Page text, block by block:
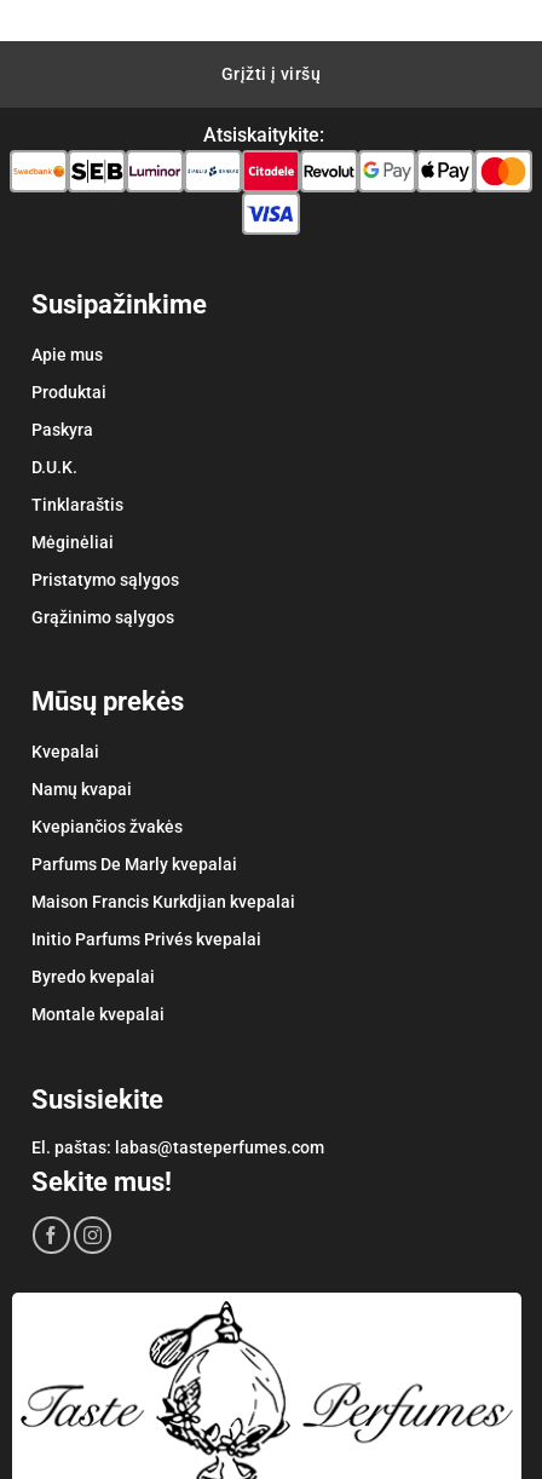
Grįžti į viršų
Atsiskaitykite:
Susipažinkime
Apie mus
Produktai
Paskyra
D.U.K.
Tinklaraštis
Mėginėliai
Pristatymo sąlygos
Grąžinimo sąlygos
Mūsų prekės
Kvepalai
Namų kvapai
Kvepiančios žvakės
Parfums De Marly kvepalai
Maison Francis Kurkdjian kvepalai
Initio Parfums Privés kvepalai
Byredo kvepalai
Montale kvepalai
Susisiekite
El. paštas: labas@tasteperfumes.com
Sekite mus!